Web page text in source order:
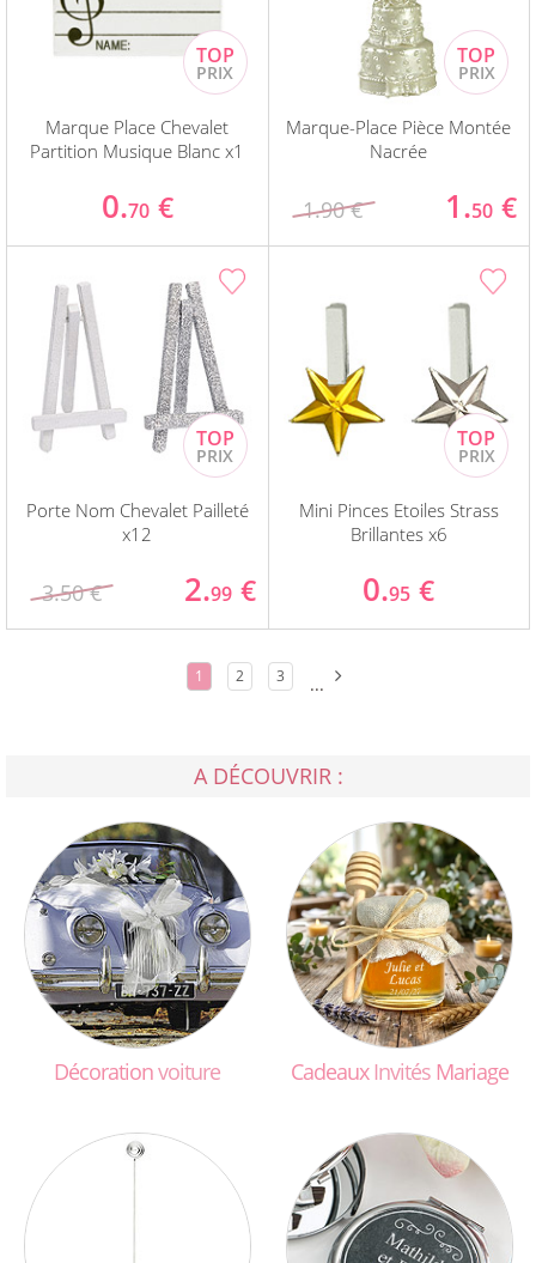
Marque Place Chevalet
Partition Musique Blanc x1
0.70 €
Marque-Place Pièce Montée
Nacrée
1.90 € 1.50 €
Porte Nom Chevalet Pailleté
x12
3.50 € 2.99 €
Mini Pinces Etoiles Strass
Brillantes x6
0.95 €
1 2 3 ...
A DÉCOUVRIR :
Décorationvoiture CadeauxInvitésMariage